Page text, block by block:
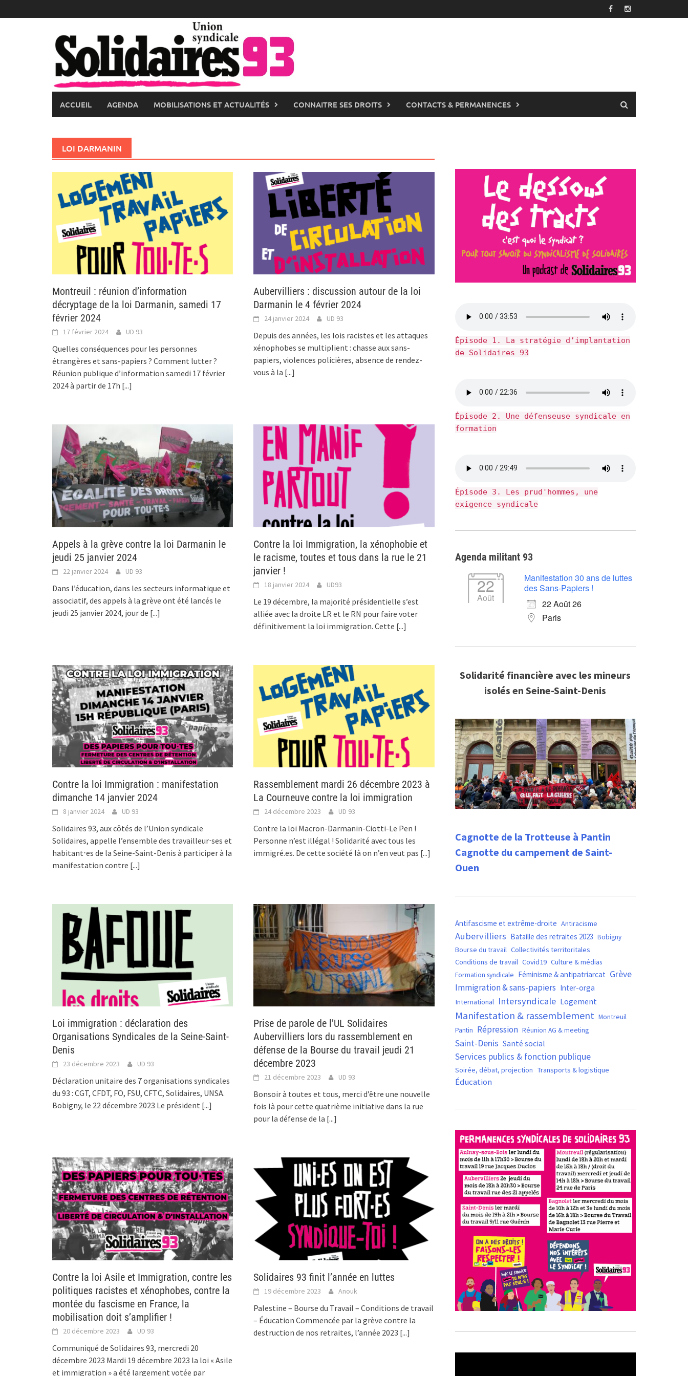
to
ACCUEIL AGENDA MOBILISATIONS ET ACTUALITÉS CONNAITRE SES DROITS CONTACTS & PERMANENCES
LOI DARMANIN
Montreuil : réunion d’information
décryptage de la loi Darmanin, samedi 17
février 2024
17 février 2024 UD 93
Quelles conséquences pour les personnes
étrangères et sans-papiers ? Comment lutter ?
Réunion publique d’information samedi 17 février
2024 à partir de 17h [...]
Aubervilliers : discussion autour de la loi
Darmanin le 4 février 2024
24 janvier 2024 UD 93
Depuis des années, les lois racistes et les attaques
xénophobes se multiplient : chasse aux sans-
papiers, violences policières, absence de rendez-
vous à la [...]
Appels à la grève contre la loi Darmanin le
jeudi 25 janvier 2024
22 janvier 2024 UD 93
Dans l’éducation, dans les secteurs informatique et
associatif, des appels à la grève ont été lancés le
jeudi 25 janvier 2024, jour de [...]
Contre la loi Immigration, la xénophobie et
le racisme, toutes et tous dans la rue le 21
janvier !
18 janvier 2024 UD93
Le 19 décembre, la majorité présidentielle s’est
alliée avec la droite LR et le RN pour faire voter
définitivement la loi immigration. Cette [...]
Contre la loi Immigration : manifestation
dimanche 14 janvier 2024
8 janvier 2024 UD 93
Solidaires 93, aux côtés de l’Union syndicale
Solidaires, appelle l’ensemble des travailleur⋅ses et
habitant⋅es de la Seine-Saint-Denis à participer à la
manifestation contre [...]
Rassemblement mardi 26 décembre 2023 à
La Courneuve contre la loi immigration
24 décembre 2023 UD 93
Contre la loi Macron-Darmanin-Ciotti-Le Pen !
Personne n’est illégal ! Solidarité avec tous les
immigré.es. De cette société là on n’en veut pas [...]
Loi immigration : déclaration des
Organisations Syndicales de la Seine-Saint-
Denis
23 décembre 2023 UD 93
Déclaration unitaire des 7 organisations syndicales
du 93 : CGT, CFDT, FO, FSU, CFTC, Solidaires, UNSA.
Bobigny, le 22 décembre 2023 Le président [...]
Prise de parole de l’UL Solidaires
Aubervilliers lors du rassemblement en
défense de la Bourse du travail jeudi 21
décembre 2023
21 décembre 2023 UD 93
Bonsoir à toutes et tous, merci d’être une nouvelle
fois là pour cette quatrième initiative dans la rue
pour la défense de la [...]
Contre la loi Asile et Immigration, contre les
politiques racistes et xénophobes, contre la
montée du fascisme en France, la
mobilisation doit s’amplifier !
20 décembre 2023 UD 93
Communiqué de Solidaires 93, mercredi 20
décembre 2023 Mardi 19 décembre 2023 la loi « Asile
et immigration » a été largement votée par
Solidaires 93 finit l’année en luttes
19 décembre 2023 Anouk
Palestine – Bourse du Travail – Conditions de travail
– Éducation Commencée par la grève contre la
destruction de nos retraites, l’année 2023 [...]
Épisode 1. La stratégie d’implantation
de Solidaires 93
Épisode 2. Une défenseuse syndicale en
formation
Épisode 3. Les prud'hommes, une
exigence syndicale
Agenda militant 93
22
Août
Manifestation 30 ans de luttes
des Sans-Papiers !
22 Août 26
Paris
Solidarité financière avec les mineurs
isolés en Seine-Saint-Denis
Cagnotte de la Trotteuse à Pantin
Cagnotte du campement de Saint-
Ouen
Antifascisme et extrême-droite Antiracisme
Aubervilliers Bataille des retraites 2023 Bobigny
Bourse du travail Collectivités territoritales
Conditions de travail Covid19 Culture & médias
Formation syndicale Féminisme & antipatriarcat Grève
Immigration & sans-papiers Inter-orga
International Intersyndicale Logement
Manifestation & rassemblement Montreuil
Pantin Répression Réunion AG & meeting
Saint-Denis Santé social
Services publics & fonction publique
Soirée, débat, projection Transports & logistique
Éducation